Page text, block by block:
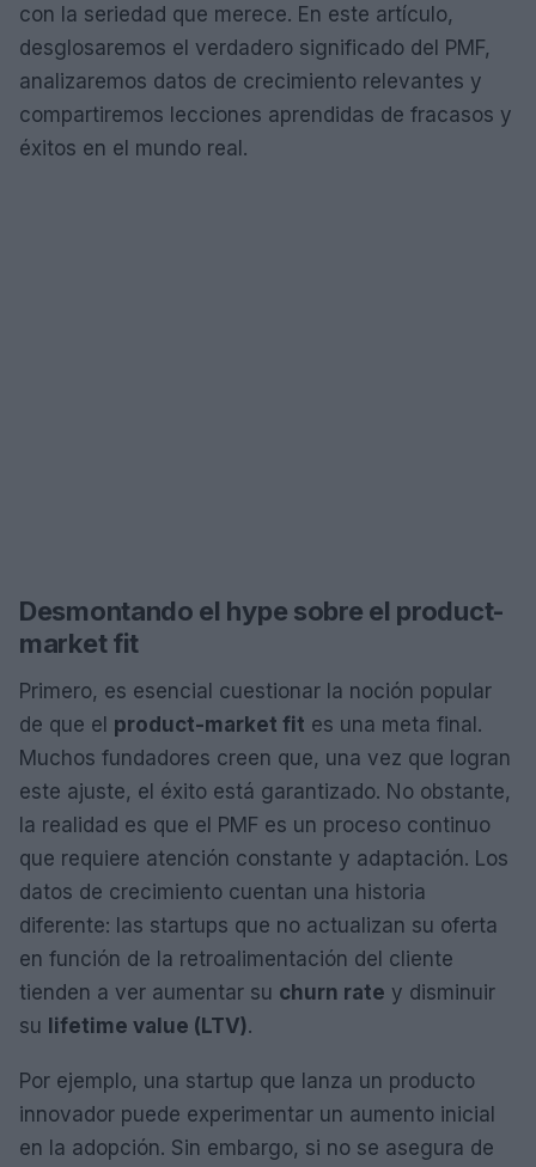
con la seriedad que merece. En este artículo,
desglosaremos el verdadero significado del PMF,
analizaremos datos de crecimiento relevantes y
compartiremos lecciones aprendidas de fracasos y
éxitos en el mundo real.
Desmontando el hype sobre el product-
market fit
Primero, es esencial cuestionar la noción popular
de que el product-market fit es una meta final.
Muchos fundadores creen que, una vez que logran
este ajuste, el éxito está garantizado. No obstante,
la realidad es que el PMF es un proceso continuo
que requiere atención constante y adaptación. Los
datos de crecimiento cuentan una historia
diferente: las startups que no actualizan su oferta
en función de la retroalimentación del cliente
tienden a ver aumentar su churn rate y disminuir
su lifetime value (LTV).
Por ejemplo, una startup que lanza un producto
innovador puede experimentar un aumento inicial
en la adopción. Sin embargo, si no se asegura de